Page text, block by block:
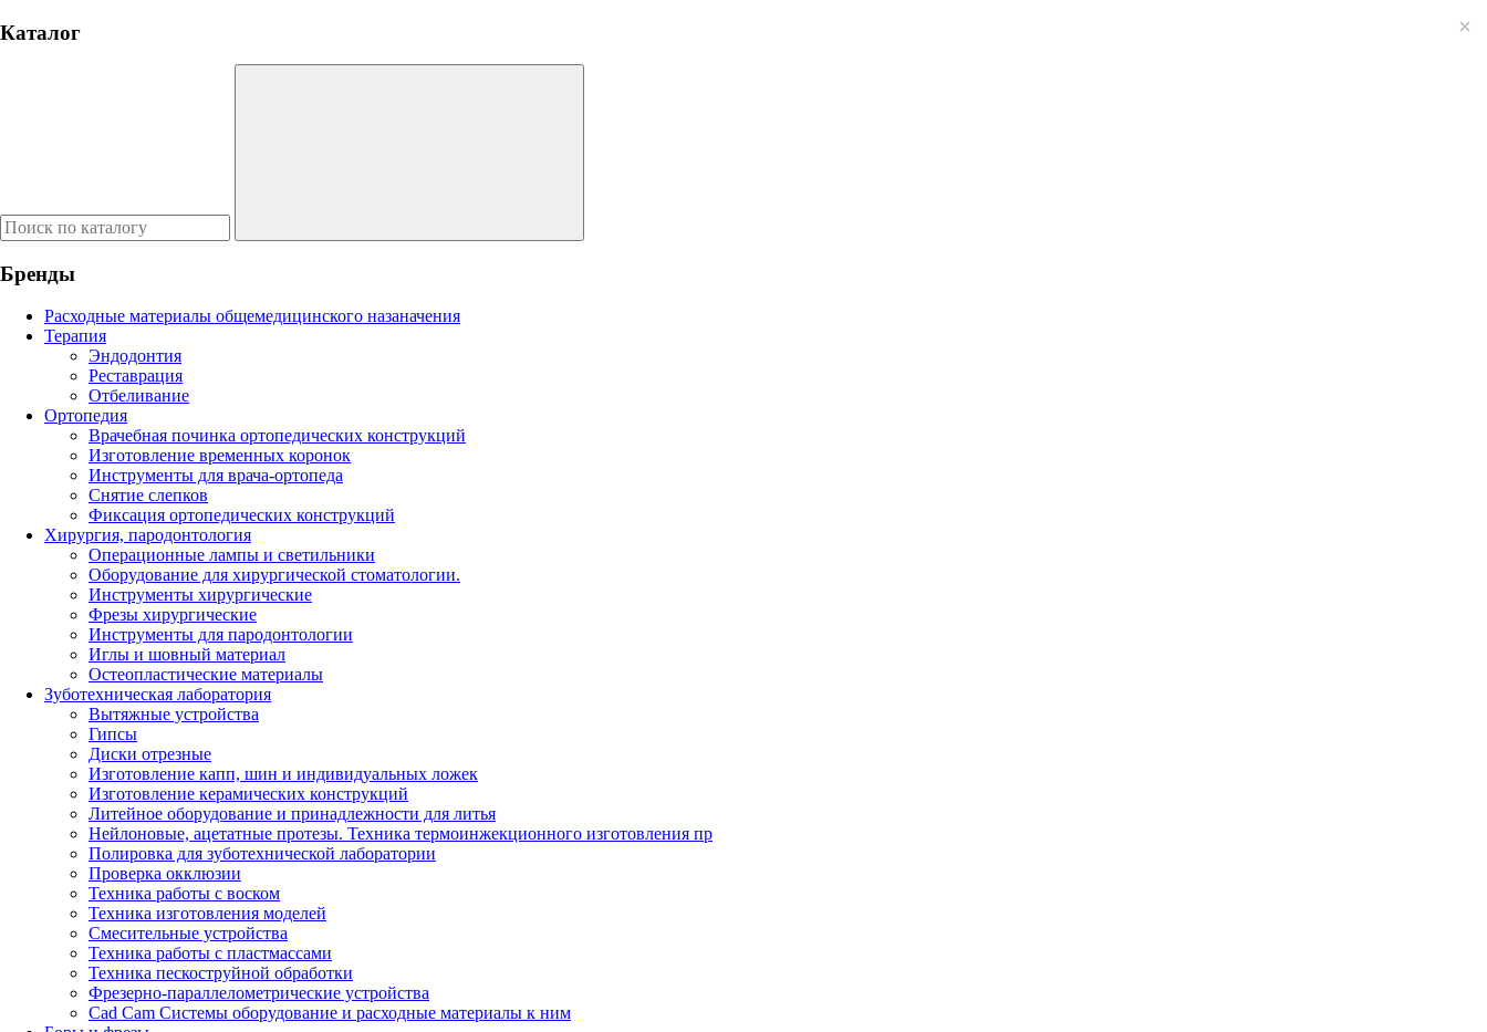
Каталог
Бренды
Расходные материалы общемедицинского назаначения
Терапия
Эндодонтия
Реставрация
Отбеливание
Ортопедия
Врачебная починка ортопедических конструкций
Изготовление временных коронок
Инструменты для врача-ортопеда
Снятие слепков
Фиксация ортопедических конструкций
Хирургия, пародонтология
Операционные лампы и светильники
Оборудование для хирургической стоматологии.
Инструменты хирургические
Фрезы хирургические
Инструменты для пародонтологии
Иглы и шовный материал
Остеопластические материалы
Зуботехническая лаборатория
Вытяжные устройства
Гипсы
Диски отрезные
Изготовление капп, шин и индивидуальных ложек
Изготовление керамических конструкций
Литейное оборудование и принадлежности для литья
Нейлоновые, ацетатные протезы. Техника термоинжекционного изготовления пр
Полировка для зуботехнической лаборатории
Проверка окклюзии
Техника работы с воском
Техника изготовления моделей
Смесительные устройства
Техника работы с пластмассами
Техника пескоструйной обработки
Фрезерно-параллелометрические устройства
Cad Cam Системы оборудование и расходные материалы к ним